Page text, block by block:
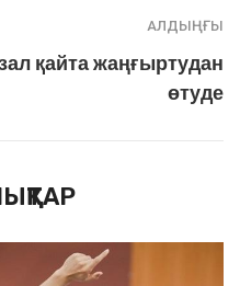
АЛДЫҢҒЫ
қайта жаңғыртудан
өтуде